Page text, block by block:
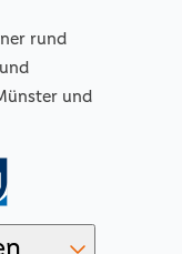
rund
und